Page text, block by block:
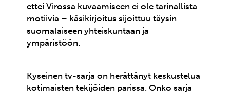
ettei Virossa kuvaamiseen ei ole tarinallista
motiivia – käsikirjoitus sijoittuu täysin
suomalaiseen yhteiskuntaan ja
ympäristöön.
Kyseinen tv-sarja on herättänyt keskustelua
kotimaisten tekijöiden parissa. Onko sarja